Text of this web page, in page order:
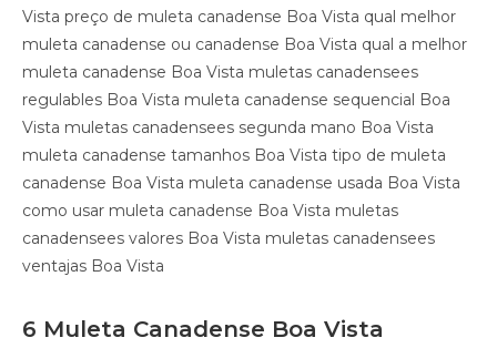
Vista preço de muleta canadense Boa Vista qual melhor
muleta canadense ou canadense Boa Vista qual a melhor
muleta canadense Boa Vista muletas canadensees
regulables Boa Vista muleta canadense sequencial Boa
Vista muletas canadensees segunda mano Boa Vista
muleta canadense tamanhos Boa Vista tipo de muleta
canadense Boa Vista muleta canadense usada Boa Vista
como usar muleta canadense Boa Vista muletas
canadensees valores Boa Vista muletas canadensees
ventajas Boa Vista
6 Muleta Canadense Boa Vista